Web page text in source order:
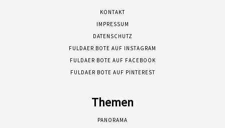
KONTAKT
IMPRESSUM
DATENSCHUTZ
FULDAER BOTE AUF INSTAGRAM
FULDAER BOTE AUF FACEBOOK
FULDAER BOTE AUF PINTEREST
Themen
PANORAMA